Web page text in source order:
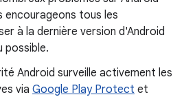
encourageons tous les
à la dernière version d'Android
possible.
Android surveille activement les
via Google Play Protect et